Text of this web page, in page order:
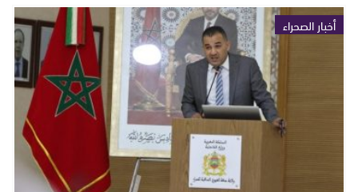
أخبار الصحراء